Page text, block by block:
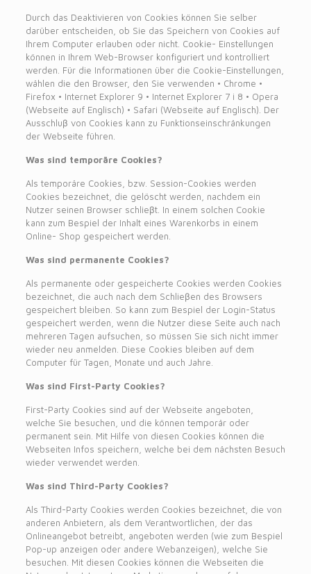
Durch das Deaktivieren von Cookies können Sie selber
darüber entscheiden, ob Sie das Speichern von Cookies auf
Ihrem Computer erlauben oder nicht. Cookie- Einstellungen
können in Ihrem Web-Browser konfiguriert und kontrolliert
werden. Für die Informationen über die Cookie-Einstellungen,
wählen die den Browser, den Sie verwenden • Chrome •
Firefox • Internet Explorer 9 • Internet Explorer 7 i 8 • Opera
(Webseite auf Englisch) • Safari (Webseite auf Englisch). Der
Ausschluβ von Cookies kann zu Funktionseinschränkungen
der Webseite führen.
Was sind temporäre Cookies?
Als temporäre Cookies, bzw. Session-Cookies werden
Cookies bezeichnet, die gelöscht werden, nachdem ein
Nutzer seinen Browser schlieβt. In einem solchen Cookie
kann zum Bespiel der Inhalt eines Warenkorbs in einem
Online- Shop gespeichert werden.
Was sind permanente Cookies?
Als permanente oder gespeicherte Cookies werden Cookies
bezeichnet, die auch nach dem Schlieβen des Browsers
gespeichert bleiben. So kann zum Bespiel der Login-Status
gespeichert werden, wenn die Nutzer diese Seite auch nach
mehreren Tagen aufsuchen, so müssen Sie sich nicht immer
wieder neu anmelden. Diese Cookies bleiben auf dem
Computer für Tagen, Monate und auch Jahre.
Was sind First-Party Cookies?
First-Party Cookies sind auf der Webseite angeboten,
welche Sie besuchen, und die können temporär oder
permanent sein. Mit Hilfe von diesen Cookies können die
Webseiten Infos speichern, welche bei dem nächsten Besuch
wieder verwendet werden.
Was sind Third-Party Cookies?
Als Third-Party Cookies werden Cookies bezeichnet, die von
anderen Anbietern, als dem Verantwortlichen, der das
Onlineangebot betreibt, angeboten werden (wie zum Bespiel
Pop-up anzeigen oder andere Webanzeigen), welche Sie
besuchen. Mit diesen Cookies können die Webseiten die